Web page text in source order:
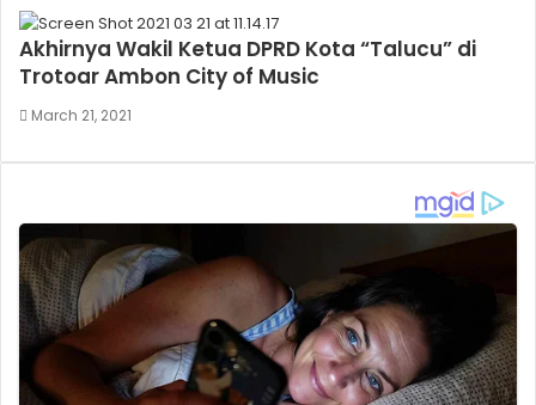
Akhirnya Wakil Ketua DPRD Kota “Talucu” di
Trotoar Ambon City of Music
March 21, 2021